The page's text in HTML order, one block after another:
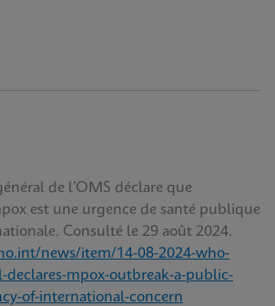
de l’OMS déclare que
est une urgence de santé publique
Consulté le 29 août 2024.
news/item/14-08-2024-who-
declares-mpox-outbreak-a-public-
of-international-concern